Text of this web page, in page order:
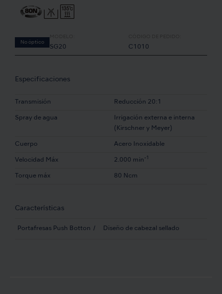
No óptico
SG20 C1010
Especificaciones
Transmisión Reducción 20:1
Spray de agua
Irrigación externa e interna
(Kirschner y Meyer)
Cuerpo Acero Inoxidable
Velocidad Máx 2.000 min -1
Torque máx 80 Ncm
Características
Portafresas Push Botton Diseño de cabezal sellado